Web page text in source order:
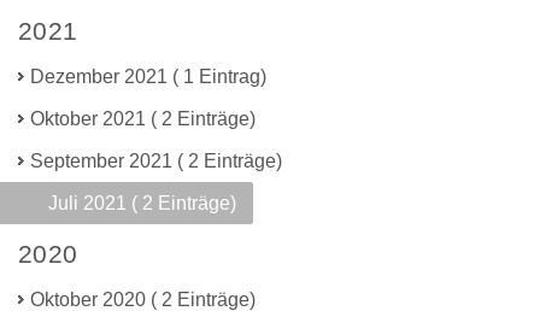
2021
Dezember 2021 ( 1 Eintrag)
Oktober 2021 ( 2 Einträge)
September 2021 ( 2 Einträge)
Juli 2021 ( 2 Einträge)
2020
Oktober 2020 ( 2 Einträge)